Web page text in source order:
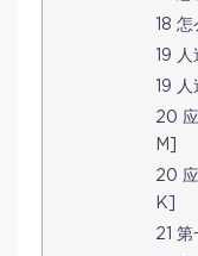
18
19
19
20
M]
20
K]
21